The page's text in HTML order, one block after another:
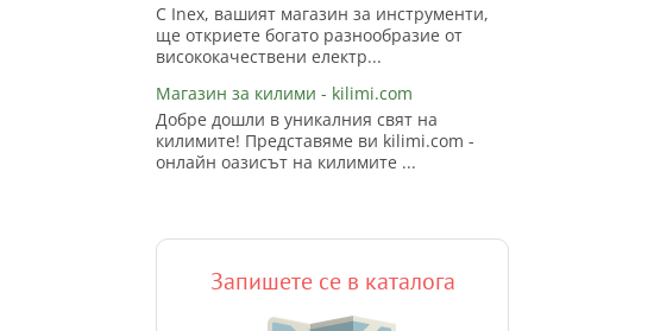
С Inex, вашият магазин за инструменти,
ще откриете богато разнообразие от
висококачествени електр...
Магазин за килими - kilimi.com
Добре дошли в уникалния свят на
килимите! Представяме ви kilimi.com -
онлайн оазисът на килимите ...
Запишете се в каталога